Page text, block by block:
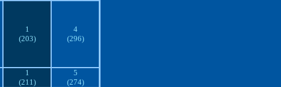
1
(203)
4
(296)
1
(211)
5
(274)